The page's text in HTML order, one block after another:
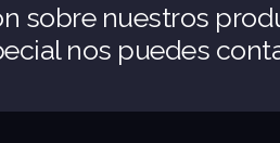
sobre nuestros
nos puedes